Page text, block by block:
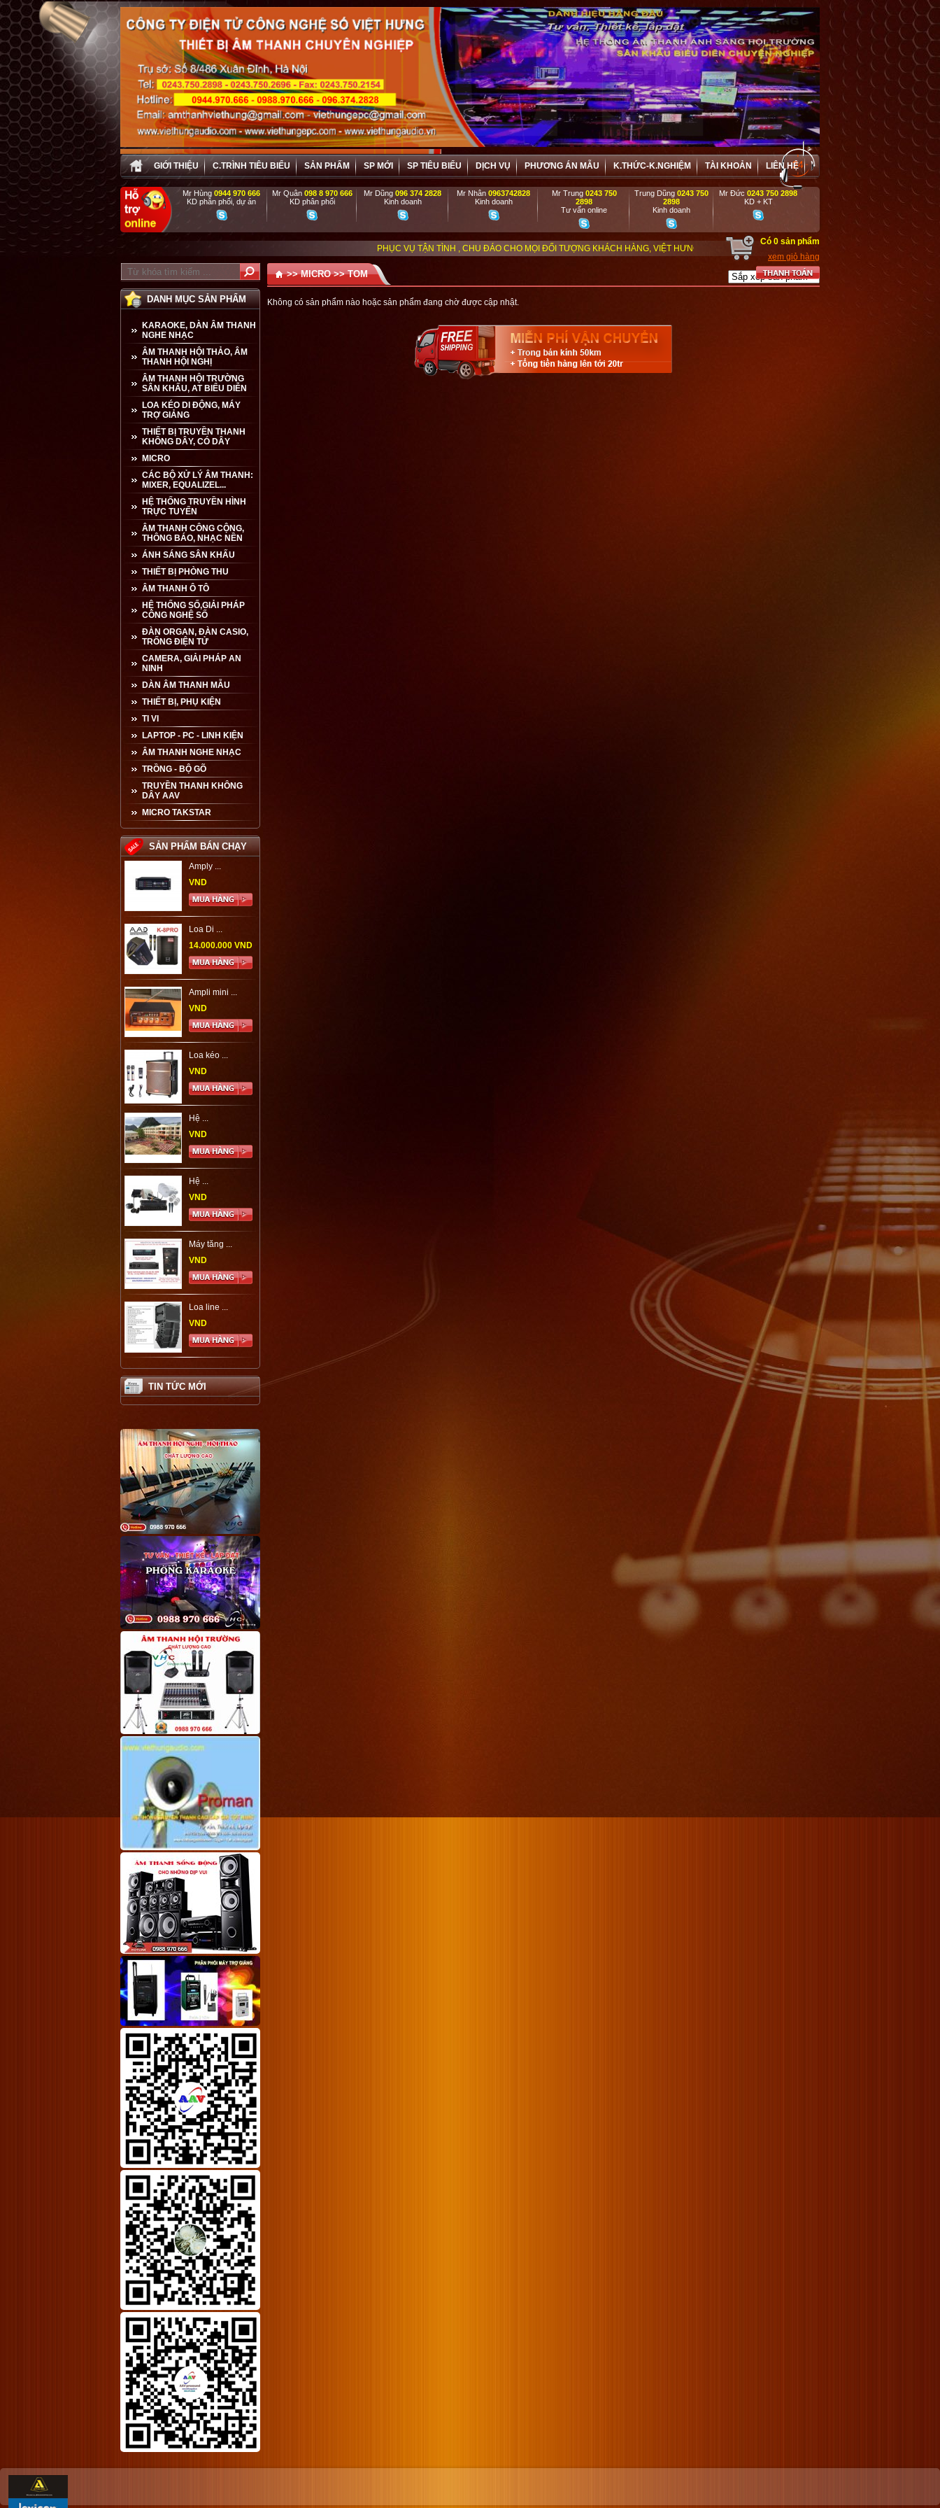
GIỚI THIỆU C.TRÌNH TIÊU BIỂU SẢN PHẨM SP MỚI SP TIÊU BIỂU DỊCH VỤ PHƯƠNG ÁN MẪU K.THỨC-K.NGHIỆM TÀI KHOẢN LIÊN HỆ
Mr Hùng0944 970 666
KD phân phối, dự án
Mr Quân 098 8 970 666
KD phân phối
Mr Dũng096 374 2828
Kinh doanh
Mr Nhân0963742828
Kinh doanh
Mr Trung 0243 750
2898
Tư vấn online
Trung Dũng 0243 750
2898
Kinh doanh
Mr Đức0243 750 2898
KD + KT
PHỤC VỤ TẬN TÌNH , CHU ĐÁO CHO MỌI ĐỐI TƯỢNG KHÁCH HÀNG, VIỆT HƯNG ĐẶC BIỆT ƯU ĐÃI VÀ HỢP TÁC HIỆU QUẢ VỚI CÁC DOANH NGHIỆP, DỰ
Có 0 sản phẩm
xem giỏ hàng
DANH MỤC SẢN PHẨM
KARAOKE, DÀN ÂM THANH
NGHE NHẠC
ÂM THANH HỘI THẢO, ÂM
THANH HỘI NGHỊ
ÂM THANH HỘI TRƯỜNG
SÂN KHẤU, AT BIỂU DIỄN
LOA KÉO DI ĐỘNG, MÁY
TRỢ GIẢNG
THIẾT BỊ TRUYỀN THANH
KHÔNG DÂY, CÓ DÂY
MICRO
CÁC BỘ XỬ LÝ ÂM THANH:
MIXER, EQUALIZEL...
HỆ THỐNG TRUYỀN HÌNH
TRỰC TUYẾN
ÂM THANH CÔNG CỘNG,
THÔNG BÁO, NHẠC NỀN
ÁNH SÁNG SÂN KHẤU
THIẾT BỊ PHÒNG THU
ÂM THANH Ô TÔ
HỆ THỐNG SỐ,GIẢI PHÁP
CÔNG NGHỆ SỐ
ĐÀN ORGAN, ĐÀN CASIO,
TRỐNG ĐIỆN TỬ
CAMERA, GIẢI PHÁP AN
NINH
DÀN ÂM THANH MẪU
THIẾT BỊ, PHỤ KIỆN
TI VI
LAPTOP - PC - LINH KIỆN
ÂM THANH NGHE NHẠC
TRỒNG - BỘ GÕ
TRUYỀN THANH KHÔNG
DÂY AAV
MICRO TAKSTAR
SẢN PHẨM BÁN CHẠY
Amply ...
VND
Loa Di ...
14.000.000 VND
Ampli mini ...
VND
Loa kéo ...
VND
Hệ ...
VND
Hệ ...
VND
Máy tăng ...
VND
Loa line ...
VND
TIN TỨC MỚI
>>MICRO>>TOM
Không có sản phẩm nào hoặc sản phẩm đang chờ được cập nhật.